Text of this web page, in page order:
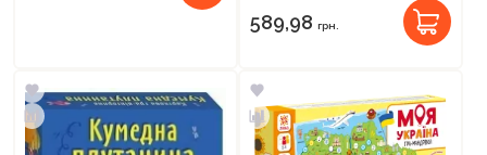
589,98 грн.